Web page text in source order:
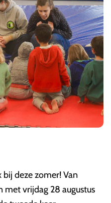
bij deze zomer! Van
met vrijdag 28 augustus